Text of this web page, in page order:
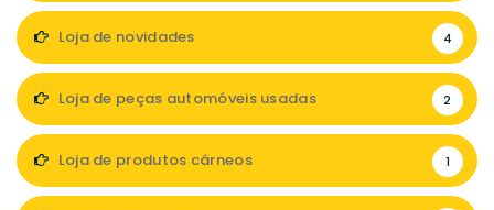
Loja de novidades 4
Loja de peças automóveis usadas 2
Loja de produtos cárneos 1